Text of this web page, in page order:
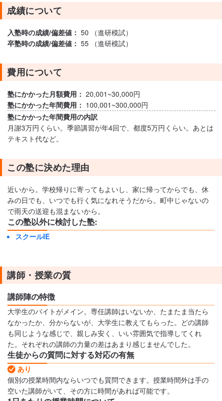
成績について
入塾時の成績/偏差値： 50 （進研模試）
卒塾時の成績/偏差値： 55 （進研模試）
費用について
塾にかかった月額費用： 20,001~30,000円
塾にかかった年間費用： 100,001~300,000円
塾にかかった年間費用の内訳
月謝3万円くらい。季節講習が年4回で、都度5万円くらい。あとは
テキスト代など。
この塾に決めた理由
近いから。学校帰りに寄ってもよいし、家に帰ってからでも、休
みの日でも、いつでも行く気になれそうだから。町中じゃないの
で雨天の送迎も混まないから。
この塾以外に検討した塾:
スクールIE
講師・授業の質
講師陣の特徴
大学生のバイトがメイン。専任講師はいないか、たまたま当たら
なかったか、分からないが、大学生に教えてもらった。どの講師
も同じような感じで、親しみ安く、いい雰囲気で指導してくれ
た。それぞれの講師の力量の差はあまり感じませんでした。
生徒からの質問に対する対応の有無
あり
個別の授業時間内ならいつでも質問できます。授業時間外は手の
空いた講師がいて、その方に時間があれば可能です。